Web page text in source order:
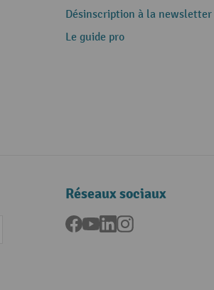
Désinscription à la newsletter
Le guide pro
Réseaux sociaux
Facebook
YouTubeLinkedInInstagram